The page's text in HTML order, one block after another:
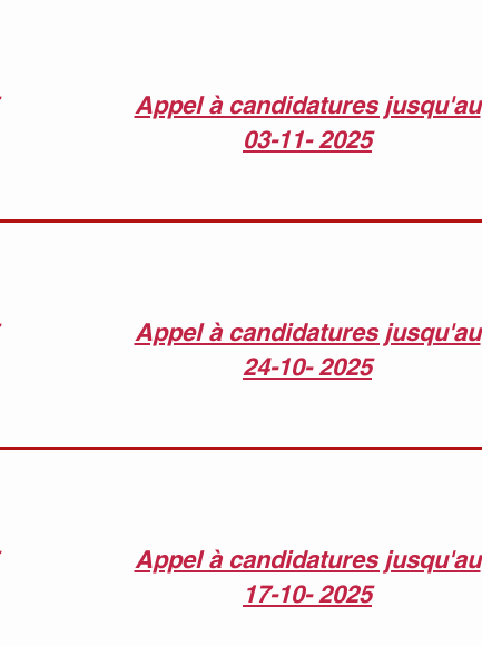
Appel à candidatures jusqu'au
03-11- 2025
Appel à candidatures jusqu'au
24-10- 2025
Appel à candidatures jusqu'au
17-10- 2025